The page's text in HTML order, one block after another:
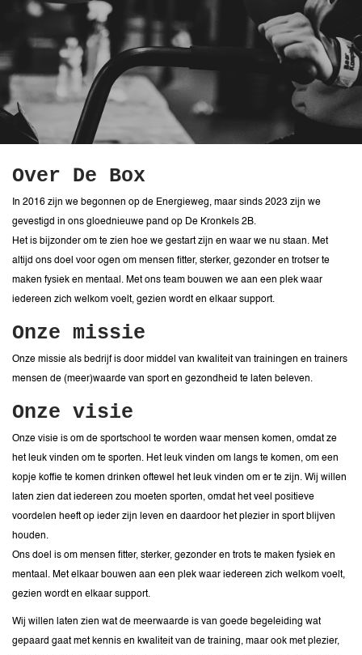
Over De Box
In 2016 zijn we begonnen op de Energieweg, maar sinds 2023 zijn we
gevestigd in ons gloednieuwe pand op De Kronkels 2B.
Het is bijzonder om te zien hoe we gestart zijn en waar we nu staan. Met
altijd ons doel voor ogen om mensen fitter, sterker, gezonder en trotser te
maken fysiek en mentaal. Met ons team bouwen we aan een plek waar
iedereen zich welkom voelt, gezien wordt en elkaar support.
Onze missie
Onze missie als bedrijf is door middel van kwaliteit van trainingen en trainers
mensen de (meer)waarde van sport en gezondheid te laten beleven.
Onze visie
Onze visie is om de sportschool te worden waar mensen komen, omdat ze
het leuk vinden om te sporten. Het leuk vinden om langs te komen, om een
kopje koffie te komen drinken oftewel het leuk vinden om er te zijn. Wij willen
laten zien dat iedereen zou moeten sporten, omdat het veel positieve
voordelen heeft op ieder zijn leven en daardoor het plezier in sport blijven
houden.
Ons doel is om mensen fitter, sterker, gezonder en trots te maken fysiek en
mentaal. Met elkaar bouwen aan een plek waar iedereen zich welkom voelt,
gezien wordt en elkaar support.
Wij willen laten zien wat de meerwaarde is van goede begeleiding wat
gepaard gaat met kennis en kwaliteit van de training, maar ook met plezier,